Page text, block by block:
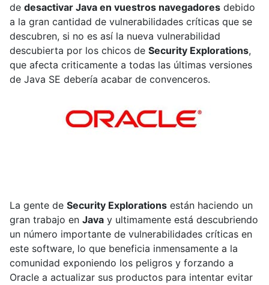
de desactivar Java en vuestros navegadores debido
a la gran cantidad de vulnerabilidades críticas que se
descubren, si no es así la nueva vulnerabilidad
descubierta por los chicos de Security Explorations,
que afecta criticamente a todas las últimas versiones
de Java SE debería acabar de convenceros.
La gente de Security Explorations están haciendo un
gran trabajo en Java y ultimamente está descubriendo
un número importante de vulnerabilidades críticas en
este software, lo que beneficia inmensamente a la
comunidad exponiendo los peligros y forzando a
Oracle a actualizar sus productos para intentar evitar